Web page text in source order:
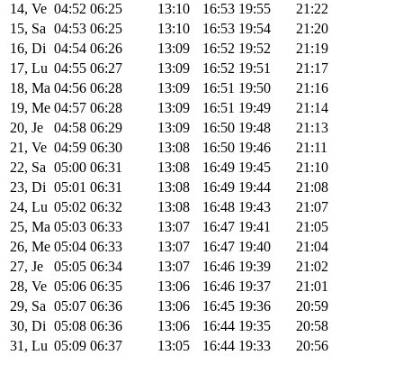
14, Ve 04:52 06:25 13:10 16:53 19:55
21:22
15, Sa 04:53 06:25 13:10 16:53 19:54
21:20
16, Di 04:54 06:26 13:09 16:52 19:52
21:19
17, Lu 04:55 06:27 13:09 16:52 19:51
21:17
18, Ma 04:56 06:28 13:09 16:51 19:50
21:16
19, Me 04:57 06:28 13:09 16:51 19:49
21:14
20, Je
04:58 06:29 13:09 16:50 19:48
21:13
21, Ve 04:59 06:30 13:08 16:50 19:46
21:11
22, Sa 05:00 06:31 13:08 16:49 19:45
21:10
23, Di 05:01 06:31 13:08 16:49 19:44
21:08
24, Lu 05:02 06:32 13:08 16:48 19:43
21:07
25, Ma 05:03 06:33 13:07 16:47 19:41
21:05
26, Me 05:04 06:33 13:07 16:47 19:40
21:04
27, Je
05:05 06:34 13:07 16:46 19:39
21:02
28, Ve 05:06 06:35 13:06 16:46 19:37
21:01
29, Sa 05:07 06:36 13:06 16:45 19:36
20:59
30, Di 05:08 06:36 13:06 16:44 19:35
20:58
31, Lu 05:09 06:37 13:05 16:44 19:33 20:56